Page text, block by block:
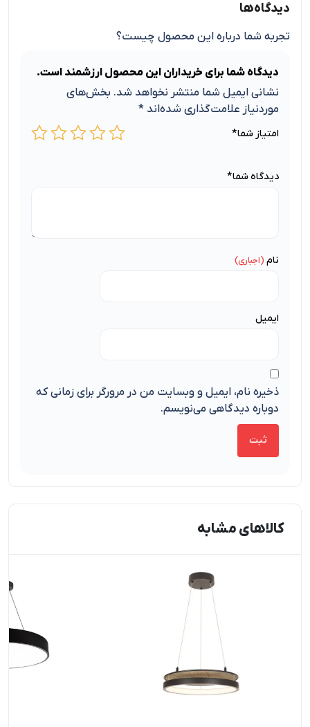
دیدگاه‌ها
تجربه شما درباره این محصول چیست؟
دیدگاه شما برای خریداران این محصول ارزشمند است.
نشانی ایمیل شما منتشر نخواهد شد. بخش‌های
موردنیاز علامت‌گذاری شده‌اند *
امتیاز شما*
دیدگاه شما*
نام
ایمیل
ذخیره نام، ایمیل و وبسایت من در مرورگر برای زمانی که
دوباره دیدگاهی می‌نویسم.
کالاهای مشابه